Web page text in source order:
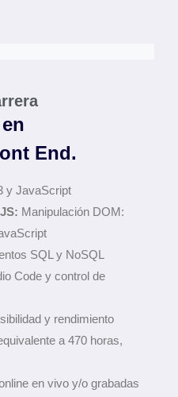
End.
y JavaScript
Manipulación DOM:
SQL y NoSQL
Code y control de
y rendimiento
a 470 horas,
en vivo y/o grabadas